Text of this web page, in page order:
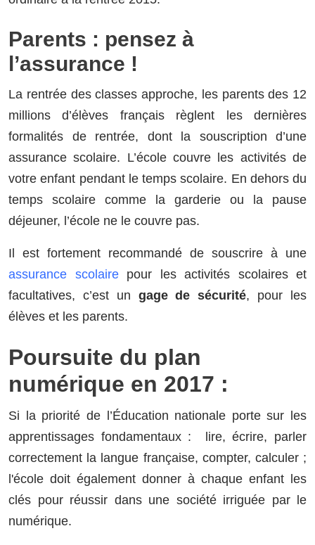
Parents : pensez à
l’assurance !
La rentrée des classes approche, les parents des 12
millions d’élèves français règlent les dernières
formalités de rentrée, dont la souscription d’une
assurance scolaire. L’école couvre les activités de
votre enfant pendant le temps scolaire. En dehors du
temps scolaire comme la garderie ou la pause
déjeuner, l’école ne le couvre pas.
Il est fortement recommandé de souscrire à une
assurance scolairepour les activités scolaires et
facultatives, c’est un gage de sécurité, pour les
élèves et les parents.
Poursuite du plan
numérique en 2017 :
Si la priorité de l’Éducation nationale porte sur les
apprentissages fondamentaux : lire, écrire, parler
correctement la langue française, compter, calculer ;
l'école doit également donner à chaque enfant les
clés pour réussir dans une société irriguée par le
numérique.